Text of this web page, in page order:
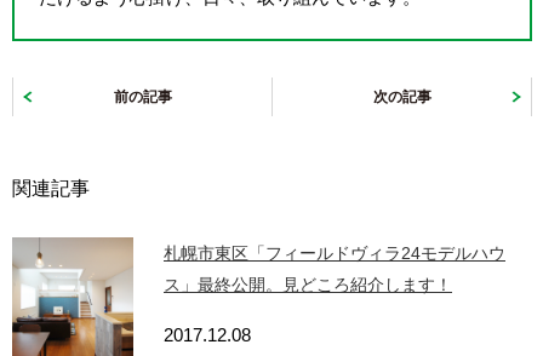
前の記事 次の記事
関連記事
札幌市東区「フィールドヴィラ24モデルハウ
ス」最終公開。見どころ紹介します！
2017.12.08